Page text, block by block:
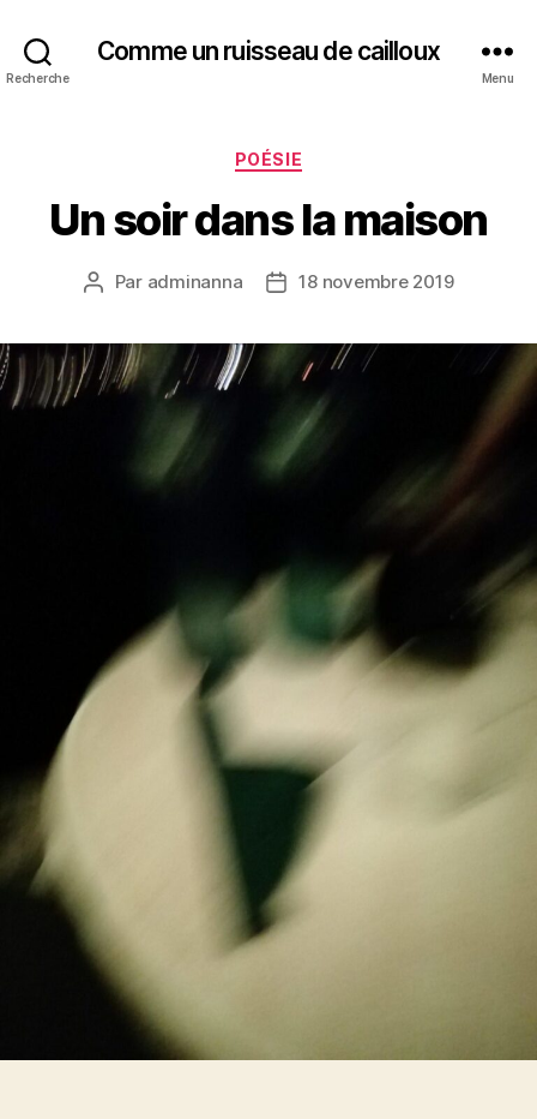
Recherche
Comme un ruisseau de cailloux
Menu
Catégories
POÉSIE
Un soir dans la maison
Auteur
Par adminanna
Date18 novembre 2019